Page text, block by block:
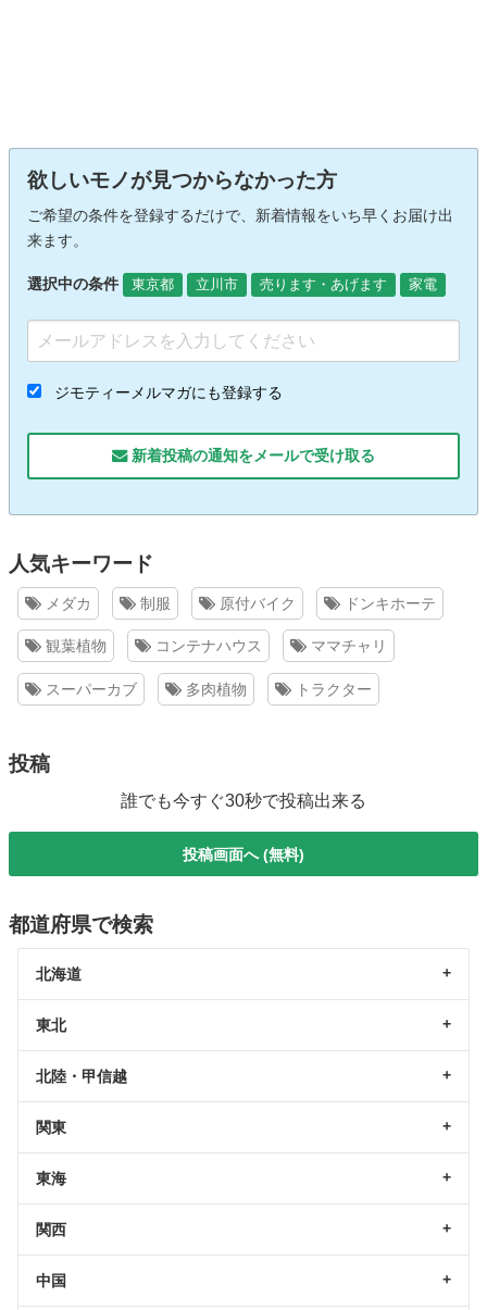
欲しいモノが見つからなかった方
ご希望の条件を登録するだけで、新着情報をいち早くお届け出
来ます。
選択中の条件 東京都 立川市 売ります・あげます 家電
ジモティーメルマガにも登録する
新着投稿の通知をメールで受け取る
人気キーワード
メダカ 制服 原付バイク ドンキホーテ
観葉植物 コンテナハウス ママチャリ
スーパーカブ 多肉植物 トラクター
投稿
誰でも今すぐ30秒で投稿出来る
投稿画面へ (無料)
都道府県で検索
北海道
東北
北陸・甲信越
関東
東海
関西
中国